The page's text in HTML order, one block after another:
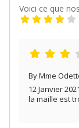
Voici ce que
By Mme
12 Janvier 2021
la maille est